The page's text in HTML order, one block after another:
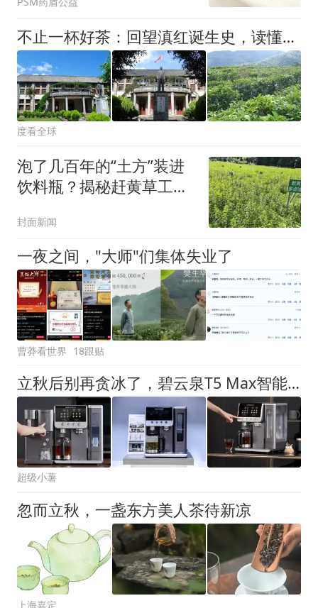
不止一杯好茶：回望滇红诞生史，读懂一代人实业报国的滚烫理想！
度看全球
泡了几百年的“土方”装进
饮料瓶？揭秘赶黄草工业
封面新闻
一夜之间，"大师"们集体失业了
曹莽看世界 18跟贴
立秋后别再贪冰了，碧云泉T5 Max智能煮茶温养脾胃正当时
超级小薯
忽而立秋，一盏东方美人茶待新凉
上海嘉定